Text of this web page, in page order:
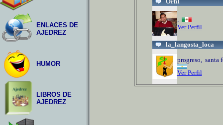
ENLACES DE
AJEDREZ
HUMOR
LIBROS DE
AJEDREZ
,
Ver Perfil
la_langosta_loca
progreso, santa
Ver Perfil